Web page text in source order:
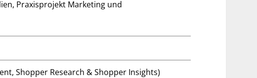
Praxisprojekt Marketing und
Shopper Research & Shopper Insights)